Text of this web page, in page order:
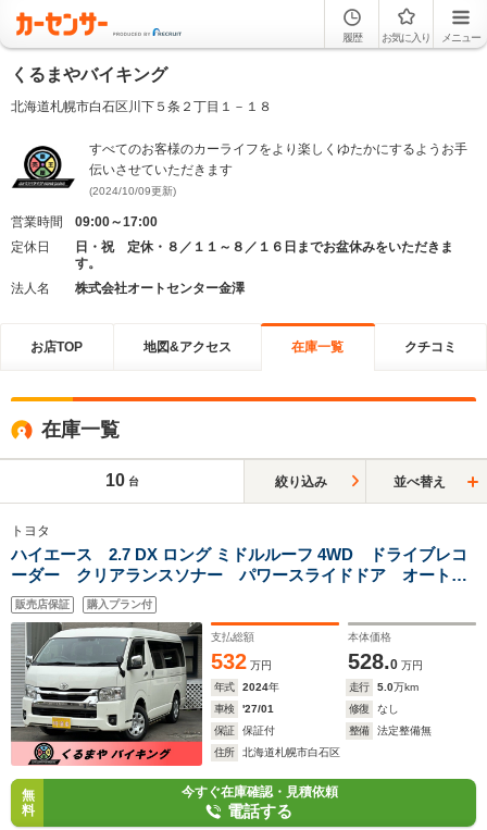
履歴 お気に入り メニュー
くるまやバイキング
北海道札幌市白石区川下５条２丁目１－１８
すべてのお客様のカーライフをより楽しくゆたかにするようお手
伝いさせていただきます
(2024/10/09更新)
営業時間
09:00～17:00
定休日
日・祝 定休・８／１１～８／１６日までお盆休みをいただきま
す。
法人名
株式会社オートセンター金澤
お店TOP 地図&アクセス 在庫一覧 クチコミ
在庫一覧
10 台 絞り込み 並べ替え
トヨタ
ハイエース 2.7 DX ロング ミドルルーフ 4WD ドライブレコ
ーダー クリアランスソナー パワースライドドア オートス
テップ 寒冷地仕様
販売店保証 購入プラン付
支払総額
532 万円
本体価格
528.0 万円
年式
2024年 走行 5.0万km
車検
'27/01 修復
なし
保証
保証付 整備
法定整備無
住所
北海道札幌市白石区
無
料
今すぐ在庫確認・見積依頼
電話する